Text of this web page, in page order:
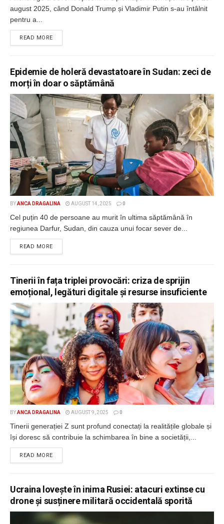
august 2025, când Donald Trump și Vladimir Putin s-au întâlnit
pentru a...
READ MOREDETAILS
Epidemie de holeră devastatoare în Sudan: zeci de
morți în doar o săptămână
BYANCA DRAGALINA AUGUST 14, 2025 0
Cel puțin 40 de persoane au murit în ultima săptămână în
regiunea Darfur, Sudan, din cauza unui focar sever de...
READ MOREDETAILS
Tinerii în fața triplei provocări: criza de sprijin
emoțional, legături digitale și resurse insuficiente
BYANCA DRAGALINA AUGUST 9, 2025 0
Tinerii generației Z sunt profund conectați la realitățile globale și
își doresc să contribuie la schimbarea în bine a societății,...
READ MOREDETAILS
Ucraina lovește în inima Rusiei: atacuri extinse cu
drone și susținere militară occidentală sporită